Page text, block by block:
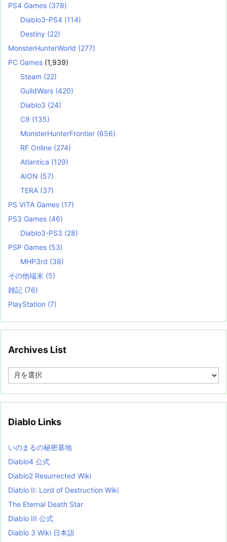
PS4 Games (378)
Diablo3-PS4 (114)
Destiny (22)
MonsterHunterWorld (277)
PC Games (1,939)
Steam (22)
GuildWars (420)
Diablo3 (24)
C9 (135)
MonsterHunterFrontier (656)
RF Online (274)
Atlantica (129)
AION (57)
TERA (37)
PS VITA Games (17)
PS3 Games (46)
Diablo3-PS3 (28)
PSP Games (53)
MHP3rd (38)
その他端末 (5)
雑記 (76)
PlayStation (7)
Archives List
e
i
s
t
Diablo Links
いのまるの秘密基地
Diablo4 公式
Diablo2 Resurrected Wiki
Diablo II: Lord of Destruction Wiki
The Eternal Death Star
Diablo III 公式
Diablo 3 Wiki 日本語